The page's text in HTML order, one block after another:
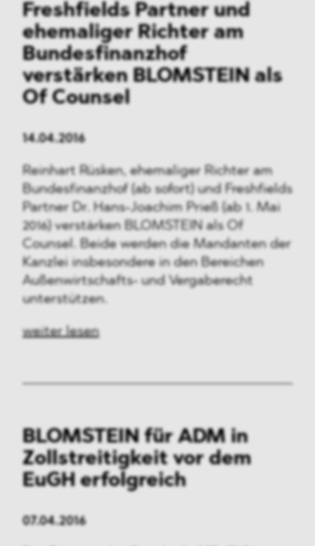
Freshfields Partner und
ehemaliger Richter am
Bundesfinanzhof
verstärken BLOMSTEIN als
Of Counsel
14.04.2016
Reinhart Rüsken, ehemaliger Richter am
Bundesfinanzhof (ab sofort) und Freshfields
Partner Dr. Hans-Joachim Prieß (ab 1. Mai
2016) verstärken BLOMSTEIN als Of
Counsel. Beide werden die Mandanten der
Kanzlei insbesondere in den Bereichen
Außenwirtschafts- und Vergaberecht
unterstützen.
weiter lesen
BLOMSTEIN für ADM in
Zollstreitigkeit vor dem
EuGH erfolgreich
07.04.2016